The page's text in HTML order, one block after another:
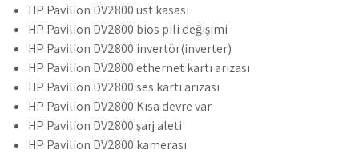
HP Pavilion DV2800 üst kasası
HP Pavilion DV2800 bios pili değişimi
HP Pavilion DV2800 invertör(inverter)
HP Pavilion DV2800 ethernet kartı arızası
HP Pavilion DV2800 ses kartı arızası
HP Pavilion DV2800 Kısa devre var
HP Pavilion DV2800 şarj aleti
HP Pavilion DV2800 kamerası